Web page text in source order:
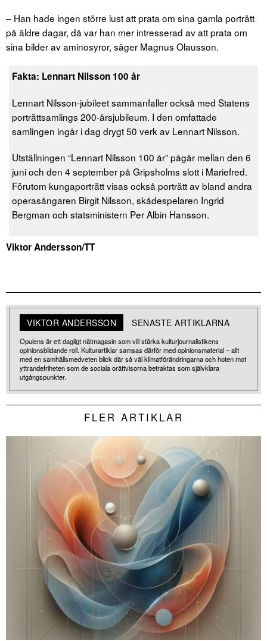
– Han hade ingen större lust att prata om sina gamla porträtt
på äldre dagar, då var han mer intresserad av att prata om
sina bilder av aminosyror, säger Magnus Olausson.
Fakta: Lennart Nilsson 100 år
Lennart Nilsson-jubileet sammanfaller också med Statens
porträttsamlings 200-årsjubileum. I den omfattade
samlingen ingår i dag drygt 50 verk av Lennart Nilsson.
Utställningen “Lennart Nilsson 100 år” pågår mellan den 6
juni och den 4 september på Gripsholms slott i Mariefred.
Förutom kungaporträtt visas också porträtt av bland andra
operasångaren Birgit Nilsson, skådespelaren Ingrid
Bergman och statsministern Per Albin Hansson.
Viktor Andersson/TT
VIKTOR ANDERSSON SENASTE ARTIKLARNA
Opulens är ett dagligt nätmagasin som vill stärka kulturjournalistikens
opinionsbildande roll. Kulturartiklar samsas därför med opinionsmaterial – allt
med en samhällsmedveten blick där så väl klimatförändringarna och hoten mot
yttrandefriheten som de sociala orättvisorna betraktas som självklara
utgångspunkter.
FLER ARTIKLAR